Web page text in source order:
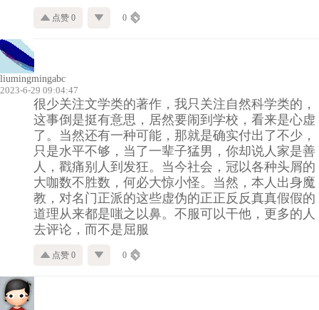
点赞 0 0
liumingmingabc
2023-6-29 09:04:47
很少关注文学类的著作，我只关注自然科学类的，
这事倒是挺有意思，居然要闹到学校，看来是心虚
了。当然还有一种可能，那就是确实付出了不少，
只是水平不够，当了一辈子猛男，你却说人家是善
人，戳痛别人到发狂。当今社会，冠以各种头屑的
大咖数不胜数，何必大惊小怪。当然，本人出身魔
教，对名门正派的这些虚伪的正正反反真真假假的
道理从来都是嗤之以鼻。不服可以干他，更多的人
去评论，而不是屈服
点赞 0 0